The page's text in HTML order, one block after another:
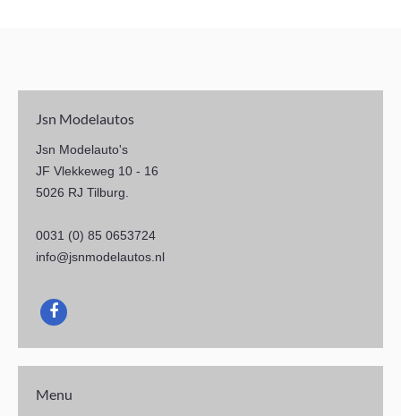
Jsn Modelautos
Jsn Modelauto's
JF Vlekkeweg 10 - 16
5026 RJ Tilburg.
0031 (0) 85 0653724
info@jsnmodelautos.nl
Menu